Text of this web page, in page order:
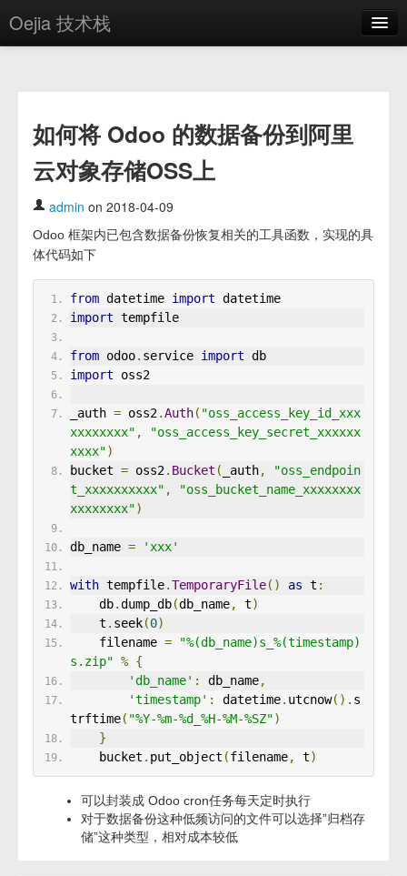
Oejia 技术栈
方案
OE学院
分享
关于
编辑器
如何将 Odoo 的数据备份到阿里
云对象存储OSS上
admin on 2018-04-09
Odoo 框架内已包含数据备份恢复相关的工具函数，实现的具
体代码如下
from datetime import datetime
import tempfile
from odoo. service import db
import oss2
_auth = oss2.Auth( "oss_access_key_id_xxx
xxxxxxxx" ,
"oss_access_key_secret_xxxxxx
xxxx")
bucket = oss2. Bucket ( _auth,
"oss_endpoin
t_xxxxxxxxxx" ,
"oss_bucket_name_xxxxxxxx
xxxxxxxx")
db_name = 'xxx'
with tempfile.TemporaryFile() as t :
    db
.dump_db(db_name, t)
    t
. seek(0)
    filename
=
"%(db_name)s_%(timestamp)
s.zip" % {
'db_name' : db_name,
'timestamp' : datetime. utcnow(). s
trftime( "%Y-%m-%d_%H-%M-%SZ")
}
    bucket
. put_object (filename, t)
可以封装成 Odoo cron任务每天定时执行
对于数据备份这种低频访问的文件可以选择”归档存
储”这种类型，相对成本较低